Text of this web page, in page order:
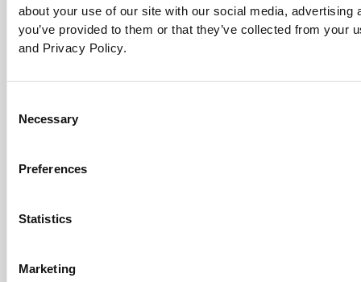
about your use of our site with our social media,
you’ve provided to them or that they’ve collected from
and Privacy Policy.
Selection
Necessary
Preferences
Statistics
Marketing